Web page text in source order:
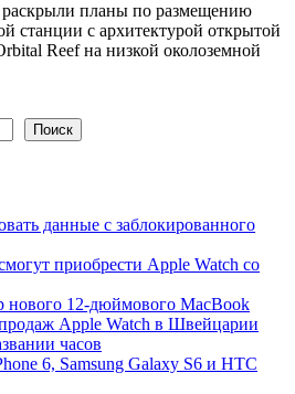
раскрыли планы по размещению
станции с архитектурой открытой
Reef на низкой околоземной
Поиск
данные с заблокированного
приобрести Apple Watch со
нового 12-дюймового MacBook
Apple Watch в Швейцарии
часов
6, Samsung Galaxy S6 и HTC